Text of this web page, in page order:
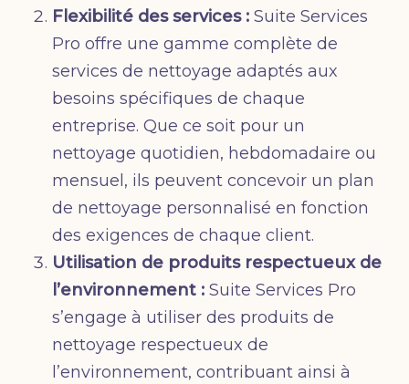
Flexibilité des services :Suite Services
Pro offre une gamme complète de
services de nettoyage adaptés aux
besoins spécifiques de chaque
entreprise. Que ce soit pour un
nettoyage quotidien, hebdomadaire ou
mensuel, ils peuvent concevoir un plan
de nettoyage personnalisé en fonction
des exigences de chaque client.
Utilisation de produits respectueux de
l’environnement :Suite Services Pro
s’engage à utiliser des produits de
nettoyage respectueux de
l’environnement, contribuant ainsi à